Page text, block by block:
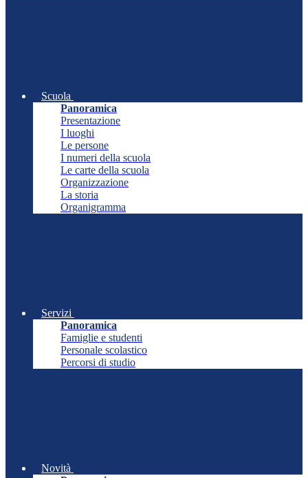
Scuola
Panoramica
Presentazione
I luoghi
Le persone
I numeri della scuola
Le carte della scuola
Organizzazione
La storia
Organigramma
Servizi
Panoramica
Famiglie e studenti
Personale scolastico
Percorsi di studio
Novità